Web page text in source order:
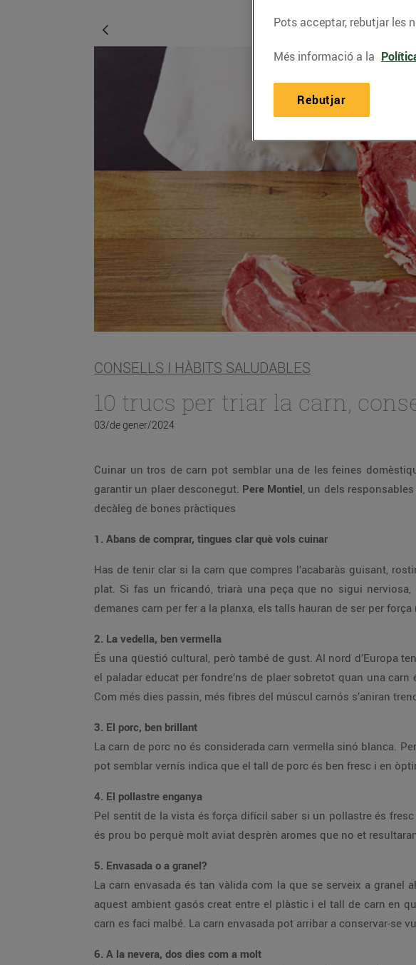
CONSELLS I HÀBITS SALUDABLES
10 trucs per triar la carn,
03/de gener/2024
Cuinar un tros de carn pot semblar una de les feines
garantir un plaer desconegut. Pere Montiel, un dels
decàleg de bones pràctiques
1. Abans de comprar, tingues clar què vols cuinar
Has de tenir clar si la carn que compres l’acabaràs guisant,
plat. Si fas un fricandó, triarà una peça que no sigui
demanes carn per fer a la planxa, els talls hauran de ser per
2. La vedella, ben vermella
És una qüestió cultural, però també de gust. Al nord d’Europa
el paladar educat per fondre’ns de plaer sobretot quan una
Com més dies passin, més fibres del múscul carnós s’aniran
3. El porc, ben brillant
La carn de porc no és considerada carn vermella sinó blanca.
pot semblar vernís indica que el tall de porc és ben fresc i en
4. El pollastre enganya
Pel sentit de la vista és força difícil saber si un pollastre és
és prou bo perquè molt aviat desprèn aromes que no et
5. Envasada o a granel?
La carn envasada és tan vàlida com la que se serveix a granel
aquest ambient gasós creat entre el plàstic i el tall de carn en
carn es faci malbé. La carn envasada pot arribar a conservar-se
6. A la nevera, dos dies com a molt
Pots acceptar, rebutjar les
Més informació a la
Rebutjar